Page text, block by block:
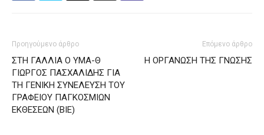
Προηγούμενο άρθρο
ΣΤΗ ΓΑΛΛΙΑ Ο ΥΜΑ-Θ
ΓΙΩΡΓΟΣ ΠΑΣΧΑΛΙΔΗΣ ΓΙΑ
ΤΗ ΓΕΝΙΚΗ ΣΥΝΕΛΕΥΣΗ ΤΟΥ
ΓΡΑΦΕΙΟΥ ΠΑΓΚΟΣΜΙΩΝ
ΕΚΘΕΣΕΩΝ (ΒΙΕ)
Επόμενο άρθρο
Η ΟΡΓΑΝΩΣΗ ΤΗΣ ΓΝΩΣΗΣ